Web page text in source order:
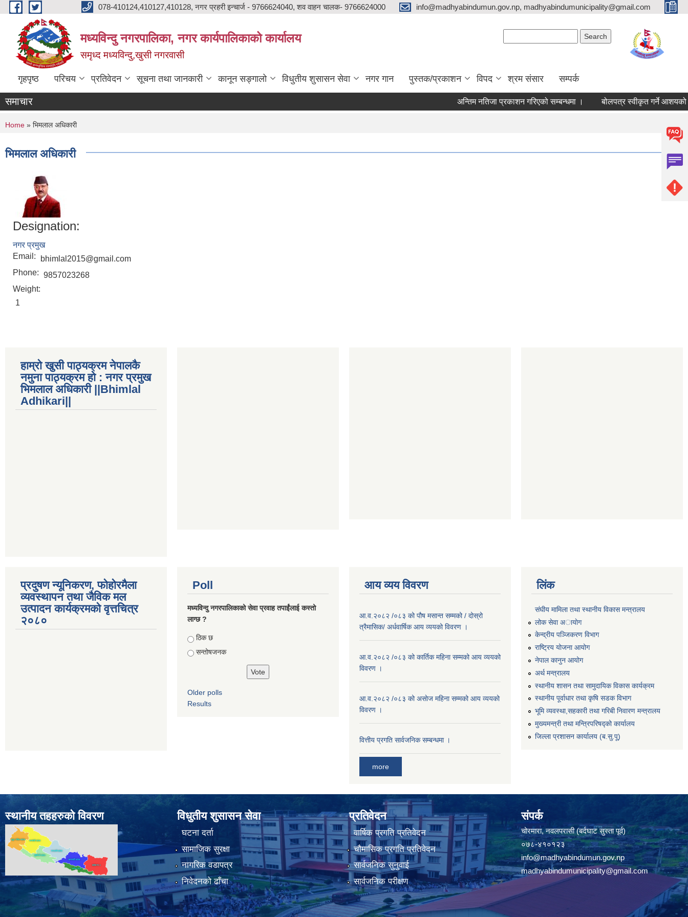
Skip to main content 078-410124,410127,410128, नगर प्रहरी इन्चार्ज - 9766624040, शव वाहन चालक- 9766624000 info@madhyabindumun.gov.np, madhyabindumunicipality@gmail.com
मध्यविन्दु नगरपालिका, नगर कार्यपालिकाको कार्यालय
समृध्द मध्यविन्दु,खुसी नगरवासी
गृहपृष्ठ परिचय प्रतिवेदन सूचना तथा जानकारी कानून सङ्गालो विधुतीय शुसासन सेवा नगर गान पुस्तक/प्रकाशन विपद श्रम संसार सम्पर्क
समाचार अन्तिम नतिजा प्रकाशन गरिएको सम्बन्धमा । बोलपत्र स्वीकृत गर्ने आशयको
You are here
Home » भिमलाल अधिकारी
भिमलाल अधिकारी
Designation:
नगर प्रमुख
Email:
bhimlal2015@gmail.com
Phone: 9857023268
Weight:
1
हाम्रो खुसी पाठ्यक्रम नेपालकै
नमुना पाठ्यक्रम हो : नगर प्रमुख
भिमलाल अधिकारी ||Bhimlal
Adhikari||
प्रदुषण न्यूनिकरण, फोहोरमैला
व्यवस्थापन तथा जैविक मल
उत्पादन कार्यक्रमको वृत्तचित्र
२०८०
Poll
मध्यविन्दु नगरपालिकाको सेवा प्रवाह तपाईंलाई कस्तो
लाग्छ ?
Choices
ठिक छ
सन्तोषजनक
Older polls
Results
आय व्यय विवरण
आ.व.२०८२ /०८३ को पौष मसान्त सम्मको / दोस्रो
त्रैमासिक/ अर्धवार्षिक आय व्ययको विवरण ।
आ.व.२०८२ /०८३ को कार्तिक महिना सम्मको आय व्ययको
विवरण ।
आ.व.२०८२ /०८३ को असाेज महिना सम्मको आय व्ययको
विवरण ।
वित्तीय प्रगति सार्वजनिक सम्बन्धमा ।
more
लिंक
संघीय मामिला तथा स्थानीय विकास मन्त्रालय
लोक सेवा अायाेग
केन्द्रीय पञ्जिकरण विभाग
राष्ट्रिय योजना आयोग
नेपाल कानुन आयोग
अर्थ मन्त्रालय
स्थानीय शासन तथा सामुदायिक विकास कार्यक्रम
स्थानीय पूर्वाधार तथा कृषि सडक विभाग
भूमि व्यवस्था,सहकारी तथा गरिबी निवारण मन्त्रालय
मुख्यमन्त्री तथा मन्त्रिपरिषद्को कार्यालय
जिल्ला प्रशासन कार्यालय (ब.सु.पू)
स्थानीय तहहरुको विवरण विधुतीय शुसासन सेवा
घटना दर्ता
सामाजिक सुरक्षा
नागरिक वडापत्र
निवेदनको ढाँचा
प्रतिवेदन
वार्षिक प्रगति प्रतिवेदन
चौमासिक प्रगति प्रतिवेदन
सार्वजनिक सुनुवाई
सार्वजनिक परीक्षण
संपर्क
चोरमारा, नवलपरासी (बर्दघाट सुस्ता पूर्व)
०७८-४१०१२३
info@madhyabindumun.gov.np
madhyabindumunicipality@gmail.com